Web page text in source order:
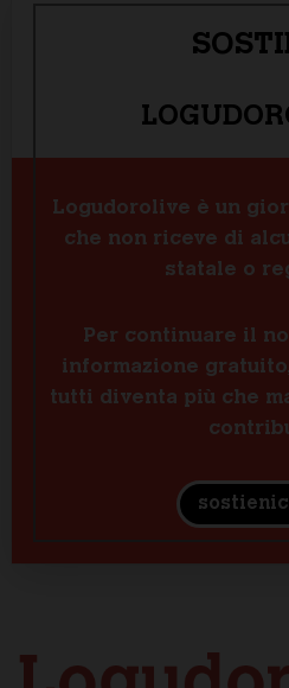
Logudorolive è un
che non riceve di
statale o
Per continuare il
informazione
tutti diventa più che